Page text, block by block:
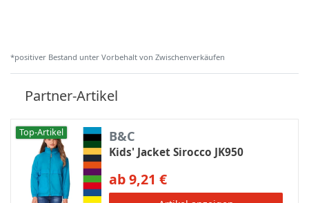
*positiver Bestand unter Vorbehalt von Zwischenverkäufen
Partner-Artikel
Top-Artikel B&C
Kids' Jacket Sirocco JK950
ab 9,21 €